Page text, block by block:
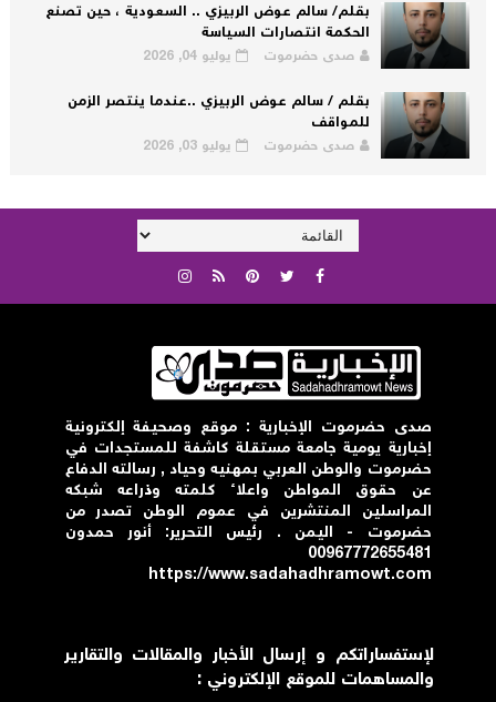
بقلم/ سالم عوض الربيزي .. السعودية ، حين تصنع
الحكمة انتصارات السياسة
صدى حضرموت يوليو 04, 2026
بقلم / سالم عوض الربيزي ..عندما ينتصر الزمن
للمواقف
صدى حضرموت يوليو 03, 2026
صدى حضرموت الإخبارية : موقع وصحيفة إلكترونية
إخبارية يومية جامعة مستقلة كاشفة للمستجدات في
حضرموت والوطن العربي بمهنيه وحياد , رسالته الدفاع
عن حقوق المواطن واعلاء كلمته وذراعه شبكه
المراسلين المنتشرين في عموم الوطن تصدر من
حضرموت - اليمن . رئيس التحرير: أنور حمدون
00967772655481
https://www.sadahadhramowt.com
لإستفساراتكم و إرسال الأخبار والمقالات والتقارير
والمساهمات للموقع الإلكتروني :